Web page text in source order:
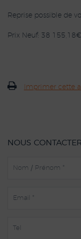
Reprise possible de
Prix Neuf: 38
Imprimer cette
NOUS CONTACTER